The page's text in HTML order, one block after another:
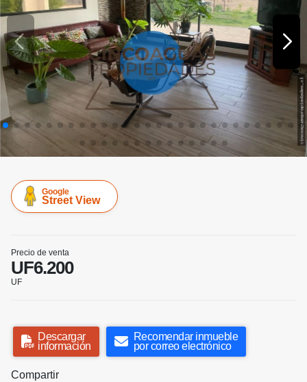
Google
Street View
Precio de venta
UF6.200
UF
Descargar
información
Recomendar inmueble
por correo electrónico
Compartir